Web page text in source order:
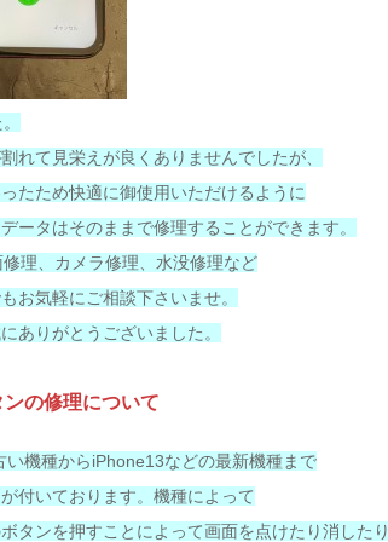
れて見栄えが良くありませんでしたが、
たため快適に御使用いただけるように
ータはそのままで修理することができます。
理、カメラ修理、水没修理など
お気軽にご相談下さいませ。
ありがとうございました。
の修理について
機種からiPhone13などの最新機種まで
付いております。機種によって
タンを押すことによって画面を点けたり消したり